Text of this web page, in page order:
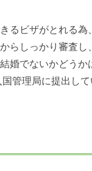
ビザがとれる為
しっかり審査
婚でないかどう
管理局に提出して